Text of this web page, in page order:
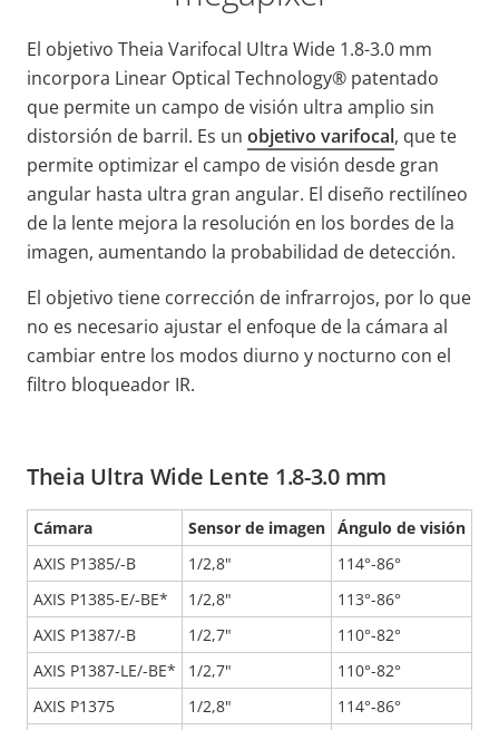
El objetivo Theia Varifocal Ultra Wide 1.8-3.0 mm
incorpora Linear Optical Technology® patentado
que permite un campo de visión ultra amplio sin
distorsión de barril. Es un objetivo varifocal, que te
permite optimizar el campo de visión desde gran
angular hasta ultra gran angular. El diseño rectilíneo
de la lente mejora la resolución en los bordes de la
imagen, aumentando la probabilidad de detección.
El objetivo tiene corrección de infrarrojos, por lo que
no es necesario ajustar el enfoque de la cámara al
cambiar entre los modos diurno y nocturno con el
filtro bloqueador IR.
Theia Ultra Wide Lente 1.8-3.0 mm
Cámara Sensor de imagen Ángulo de visión
AXIS P1385/-B
1/2,8"
114°-86°
AXIS P1385-E/-BE*
1/2,8"
113°-86°
AXIS P1387/-B
1/2,7"
110°-82°
AXIS P1387-LE/-BE*
1/2,7"
110°-82°
AXIS P1375
1/2,8"
114°-86°